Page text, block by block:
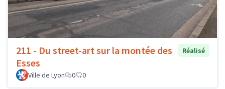
211 - Du street-art sur la montée des
Esses
Réalisé
Ville de Lyon 0 0